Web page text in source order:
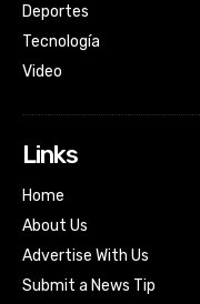
Deportes
Tecnología
Video
Links
Home
About Us
Advertise With Us
Submit a News Tip